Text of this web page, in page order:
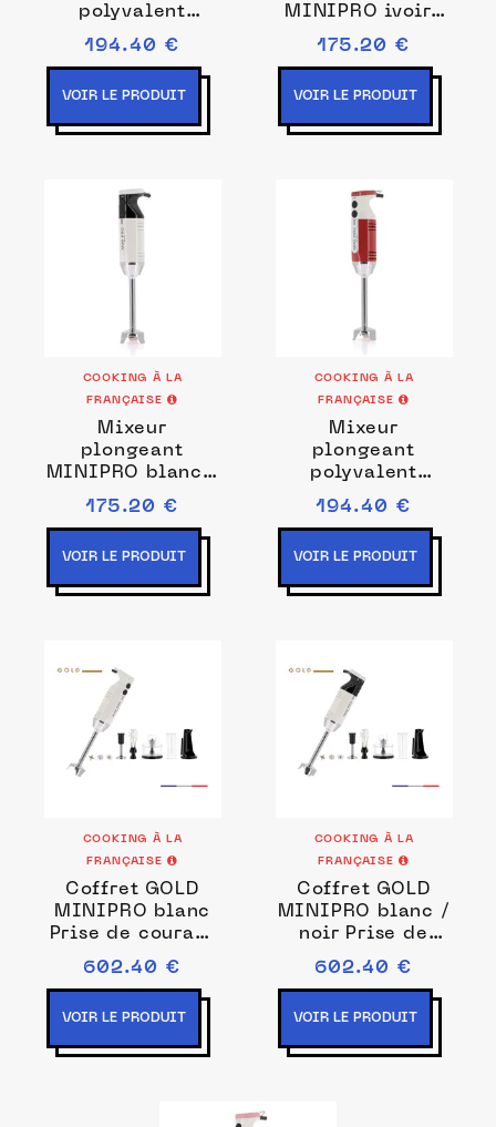
polyvalent
MINIPRO rouge /
blanc Prise de
194.40 €
VOIR LE PRODUIT
MINIPRO ivoire
Prise de courant
EU
175.20 €
VOIR LE PRODUIT
COOKING À LA
FRANÇAISE
Mixeur
plongeant
MINIPRO blanc /
noir Couleurs
Blanc/noir
175.20 €
VOIR LE PRODUIT
COOKING À LA
FRANÇAISE
Mixeur
plongeant
polyvalent
MINIPRO
framboise /
blanc Couleurs
Framboise/blanc
194.40 €
VOIR LE PRODUIT
COOKING À LA
FRANÇAISE
Coffret GOLD
MINIPRO blanc
Prise de courant
EU
602.40 €
VOIR LE PRODUIT
COOKING À LA
FRANÇAISE
Coffret GOLD
MINIPRO blanc /
noir Prise de
courant EU
602.40 €
VOIR LE PRODUIT